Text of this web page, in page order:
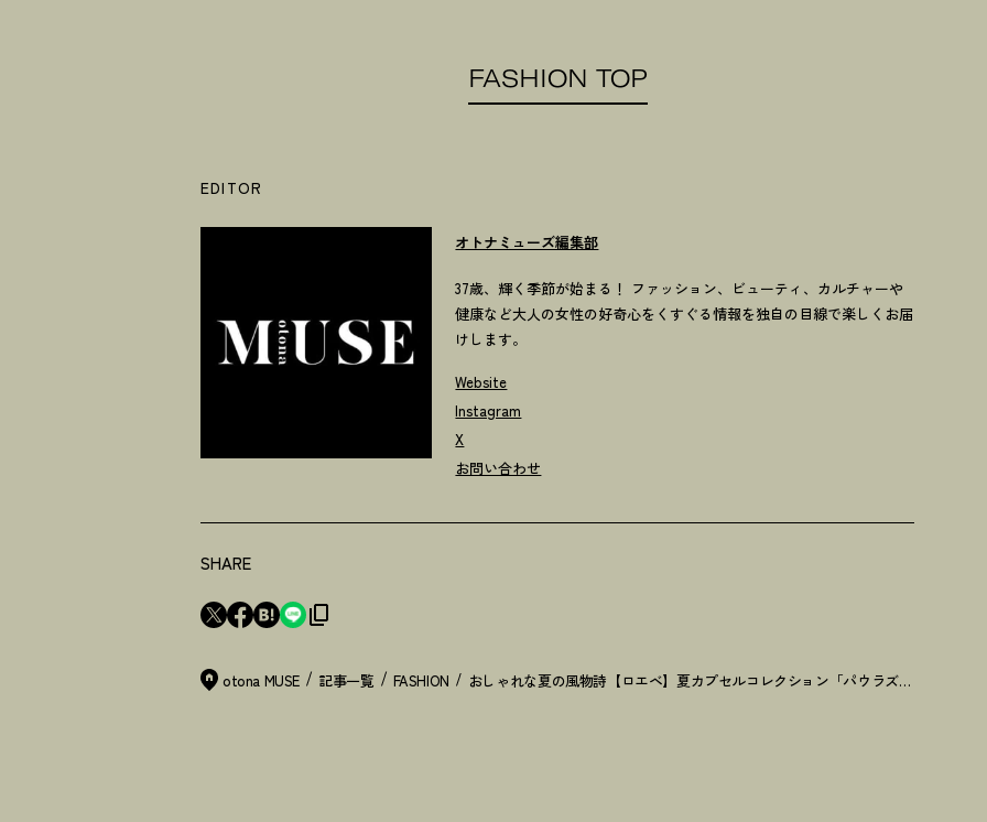
FASHION TOP
EDITOR
オトナミューズ編集部
37歳、輝く季節が始まる！ ファッション、ビューティ、カルチャーや
健康など大人の女性の好奇心をくすぐる情報を独自の目線で楽しくお届
けします。
Website
Instagram
X
お問い合わせ
SHARE
otona MUSE 記事一覧 FASHION おしゃれな夏の風物詩【ロエベ】夏カプセルコレクション「パウラズイビザ 2025」のバッグが可愛い